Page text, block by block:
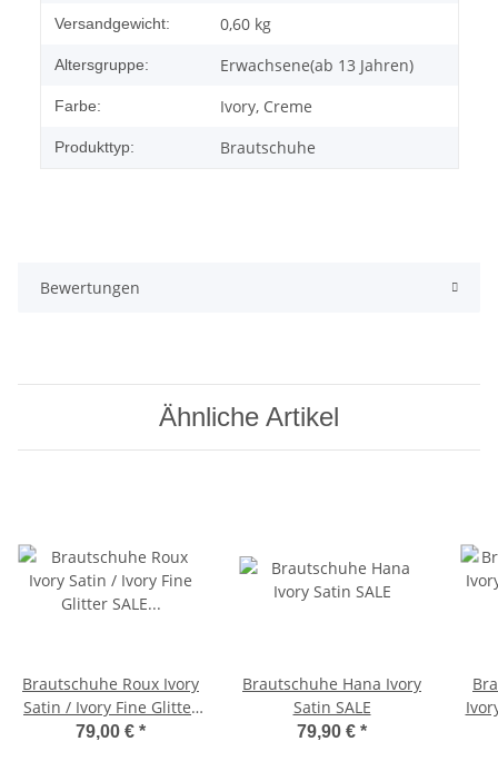
Versandgewicht: 0,60 kg
Altersgruppe: Erwachsene(ab 13 Jahren)
Farbe: Ivory, Creme
Produkttyp: Brautschuhe
Bewertungen
Ähnliche Artikel
Brautschuhe Roux Ivory
Satin / Ivory Fine Glitter
SALE 36,5 Gr
79,00 € *
Brautschuhe Hana Ivory
Satin SALE
79,90 € *